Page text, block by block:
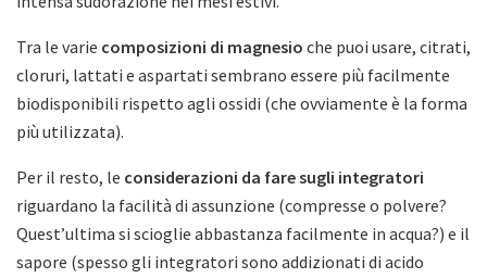
Tra le varie composizioni di magnesio che puoi usare, citrati,
cloruri, lattati e aspartati sembrano essere più facilmente
biodisponibili rispetto agli ossidi (che ovviamente è la forma
più utilizzata).
Per il resto, le considerazioni da fare sugli integratori
riguardano la facilità di assunzione (compresse o polvere?
Quest’ultima si scioglie abbastanza facilmente in acqua?) e il
sapore (spesso gli integratori sono addizionati di acido